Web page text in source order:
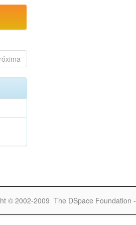
© 2002-2009 The DSpace Foundation -